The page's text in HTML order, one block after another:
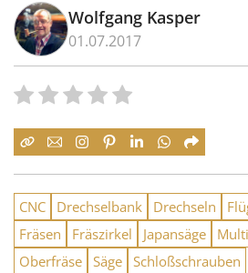
Wolfgang Kasper
01.07.2017
CNC Drechselbank Drechseln
Fräsen
Fräszirkel Japansäge
Oberfräse Säge Schloßschrauben